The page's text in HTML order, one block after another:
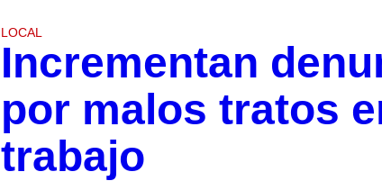
LOCAL
Incrementan
por malos tratos
trabajo